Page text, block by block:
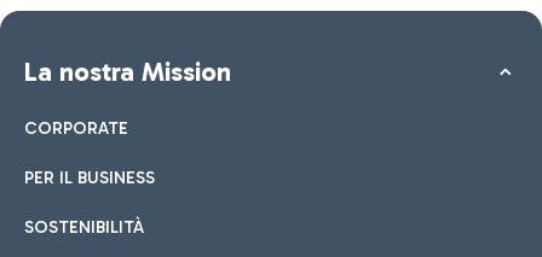
La nostra Mission
CORPORATE
PER IL BUSINESS
SOSTENIBILITÀ